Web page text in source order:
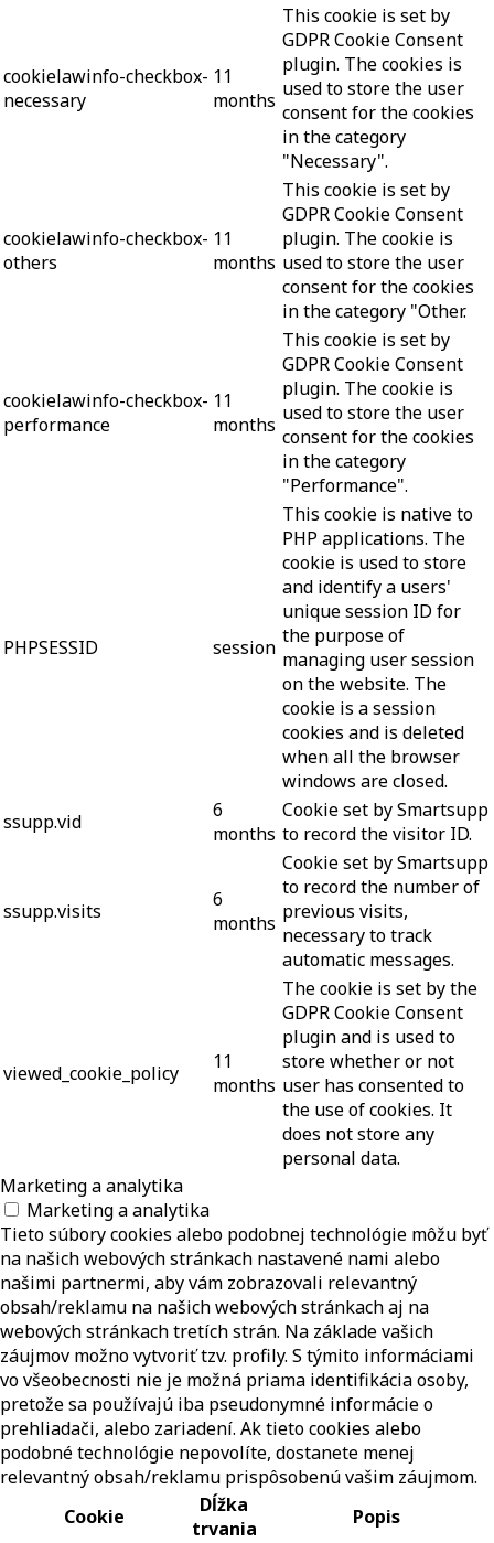
cookielawinfo-checkbox-
necessary
11
months
This cookie is set by
GDPR Cookie Consent
plugin. The cookies is
used to store the user
consent for the cookies
in the category
"Necessary".
cookielawinfo-checkbox-
others
11
months
This cookie is set by
GDPR Cookie Consent
plugin. The cookie is
used to store the user
consent for the cookies
in the category "Other.
cookielawinfo-checkbox-
performance
11
months
This cookie is set by
GDPR Cookie Consent
plugin. The cookie is
used to store the user
consent for the cookies
in the category
"Performance".
PHPSESSID session
This cookie is native to
PHP applications. The
cookie is used to store
and identify a users'
unique session ID for
the purpose of
managing user session
on the website. The
cookie is a session
cookies and is deleted
when all the browser
windows are closed.
ssupp.vid
6
months
Cookie set by Smartsupp
to record the visitor ID.
ssupp.visits
6
months
Cookie set by Smartsupp
to record the number of
previous visits,
necessary to track
automatic messages.
viewed_cookie_policy
11
months
The cookie is set by the
GDPR Cookie Consent
plugin and is used to
store whether or not
user has consented to
the use of cookies. It
does not store any
personal data.
Marketing a analytika
Marketing a analytika
Tieto súbory cookies alebo podobnej technológie môžu byť
na našich webových stránkach nastavené nami alebo
našimi partnermi, aby vám zobrazovali relevantný
obsah/reklamu na našich webových stránkach aj na
webových stránkach tretích strán. Na základe vašich
záujmov možno vytvoriť tzv. profily. S týmito informáciami
vo všeobecnosti nie je možná priama identifikácia osoby,
pretože sa používajú iba pseudonymné informácie o
prehliadači, alebo zariadení. Ak tieto cookies alebo
podobné technológie nepovolíte, dostanete menej
relevantný obsah/reklamu prispôsobenú vašim záujmom.
Cookie
Dĺžka
trvania
Popis